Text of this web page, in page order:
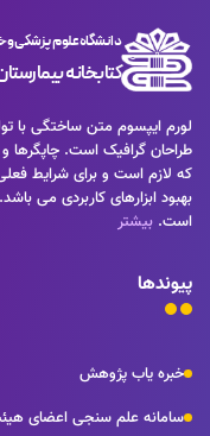
دانشگاه علوم پزشکی و
کتابخانه
لورم ایپسوم متن ساختگی با
طراحان گرافیک است. چاپگرها
که لازم است و برای شرایط
بهبود ابزارهای کاربردی می
است. بیشتر
پیوندها
خبره یاب پژوهش
سامانه علم سنجی اعضای